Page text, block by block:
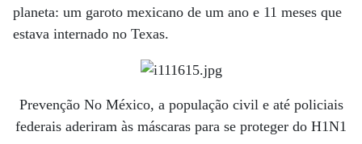
planeta: um garoto mexicano de um ano e 11 meses que
estava internado no Texas.
Prevenção No México, a população civil e até policiais
federais aderiram às máscaras para se proteger do H1N1